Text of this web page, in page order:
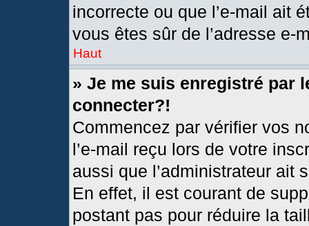
incorrecte ou que l’e-mail ait
vous êtes sûr de l’adresse e-
Haut
» Je me suis enregistré par
connecter?!
Commencez par vérifier vos
l’e-mail reçu lors de votre
aussi que l’administrateur ait
En effet, il est courant de
postant pas pour réduire la